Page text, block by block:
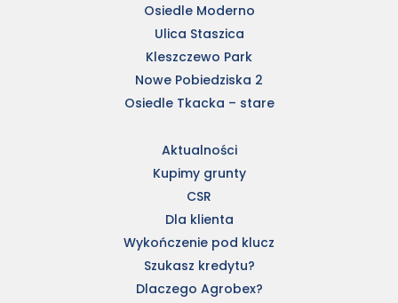
Osiedle Moderno
Ulica Staszica
Kleszczewo Park
Nowe Pobiedziska 2
Osiedle Tkacka – stare
Aktualności
Kupimy grunty
CSR
Dla klienta
Wykończenie pod klucz
Szukasz kredytu?
Dlaczego Agrobex?